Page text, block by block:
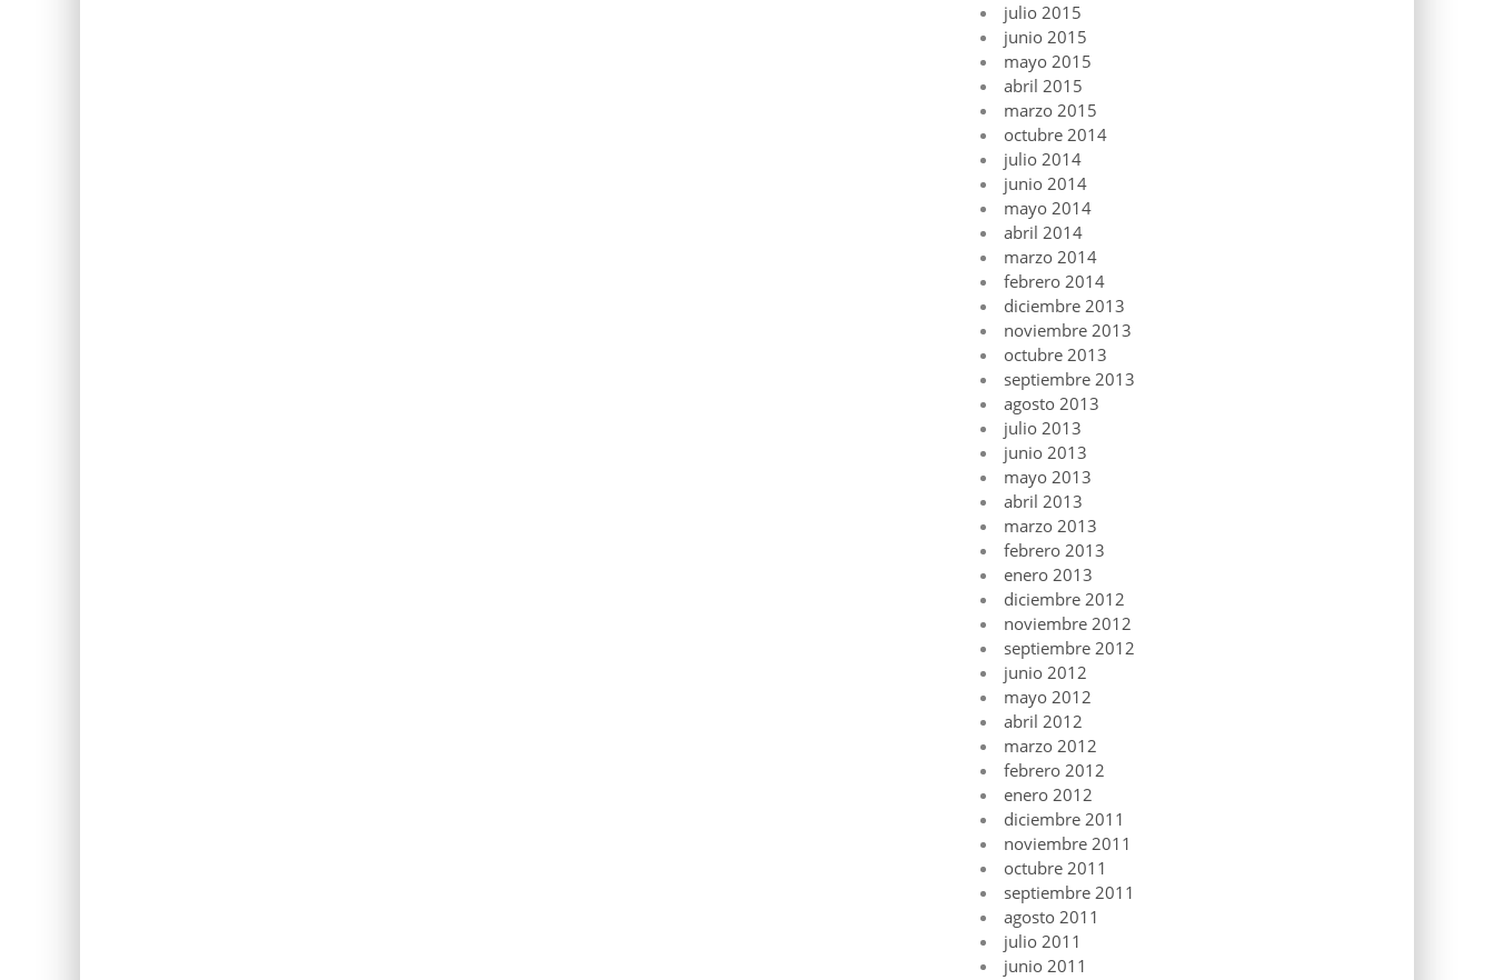
julio 2015
junio 2015
mayo 2015
abril 2015
marzo 2015
octubre 2014
julio 2014
junio 2014
mayo 2014
abril 2014
marzo 2014
febrero 2014
diciembre 2013
noviembre 2013
octubre 2013
septiembre 2013
agosto 2013
julio 2013
junio 2013
mayo 2013
abril 2013
marzo 2013
febrero 2013
enero 2013
diciembre 2012
noviembre 2012
septiembre 2012
junio 2012
mayo 2012
abril 2012
marzo 2012
febrero 2012
enero 2012
diciembre 2011
noviembre 2011
octubre 2011
septiembre 2011
agosto 2011
julio 2011
junio 2011